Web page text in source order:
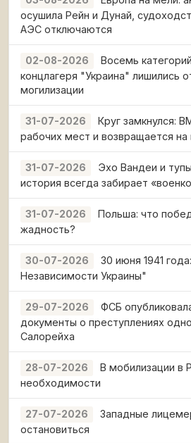
осушила Рейн и Дунай,
АЭС отключаются
02-08-2026
Восемь
концлагеря "Украина" лишились
могилизации
31-07-2026
Круг замкнулся:
рабочих мест и возвращается
31-07-2026
Эхо Вандеи и
история всегда забирает
31-07-2026
Польша: что
жадность?
30-07-2026
30 июня 1941
Независимости Украины"
29-07-2026
ФСБ
документы о преступлениях
Салорейха
28-07-2026
В мобилизации в
необходимости
27-07-2026
Западные
остановиться